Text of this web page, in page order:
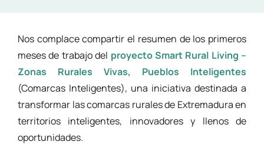
Nos complace compartir el resumen de los primeros
meses de trabajo del proyecto Smart Rural Living –
Zonas Rurales Vivas, Pueblos Inteligentes
(Comarcas Inteligentes), una iniciativa destinada a
transformar las comarcas rurales de Extremadura en
territorios inteligentes, innovadores y llenos de
oportunidades.